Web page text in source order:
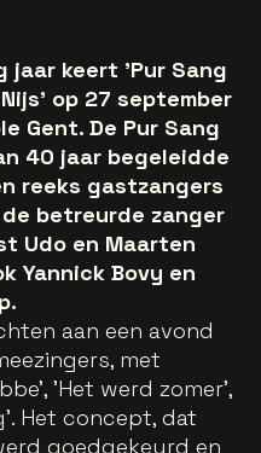
jaar keert 'Pur Sang
op 27 september
Gent. De Pur Sang
40 jaar begeleidde
reeks gastzangers
betreurde zanger
Udo en Maarten
Yannick Bovy en
aan een avond
met
'Het werd zomer',
Het concept, dat
goedgekeurd en